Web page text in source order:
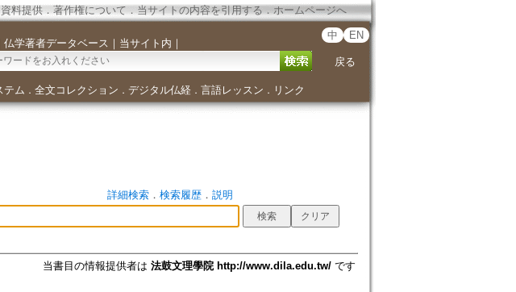
資料提供． 著作権について．当サイトの内容を引用する ． ホームページへ
仏学著者データベース ｜ 当サイト内 ｜
中 EN
戻る
テム ． 全文コレクション ． デジタル仏経． 言語レッスン ． リンク
詳細検索． 検索履歴． 説明
当書目の情報提供者は 法鼓文理學院 http://www.dila.edu.tw/です